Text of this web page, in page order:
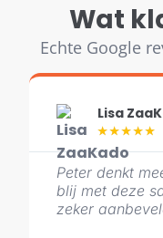
Wat
Echte Google
Lisa
★★★★★
Peter denkt
blij met deze
zeker